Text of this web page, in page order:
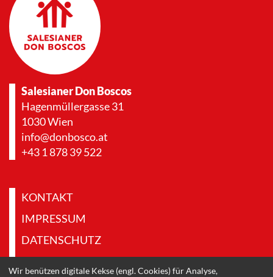
Salesianer Don Boscos
Hagenmüllergasse 31
1030 Wien
info@donbosco.at
+43 1 878 39 522
KONTAKT
IMPRESSUM
DATENSCHUTZ
PRESSE & DOWNLOADS
Wir benützen digitale Kekse (engl. Cookies) für Analyse,